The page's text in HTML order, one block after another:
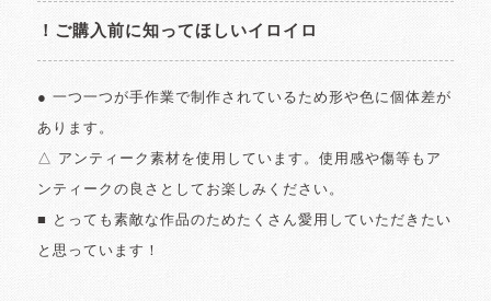
！ご購入前に知ってほしいイロイロ
● 一つ一つが手作業で制作されているため形や色に個体差が
あります。
△ アンティーク素材を使用しています。使用感や傷等もア
ンティークの良さとしてお楽しみください。
■ とっても素敵な作品のためたくさん愛用していただきたい
と思っています！